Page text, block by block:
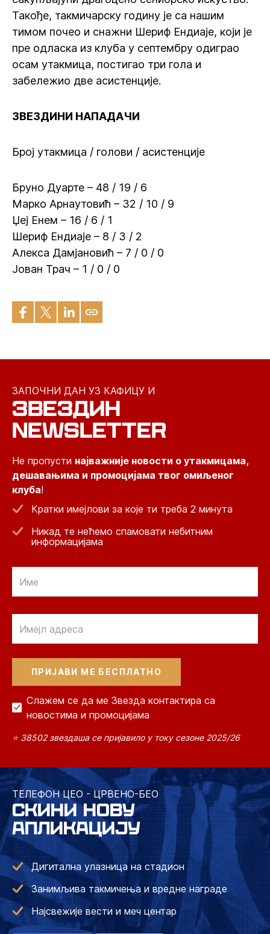
Такође, такмичарску годину је са нашим
тимом почео и снажни Шериф Ендиаје, који је
пре одласка из клуба у септембру одиграо
осам утакмица, постигао три гола и
забележио две асистенције.
ЗВЕЗДИНИ НАПАДАЧИ
Број утакмица / голови / асистенције
Бруно Дуарте – 48 / 19 / 6
Марко Арнаутовић – 32 / 10 / 9
Џеј Енем – 16 / 6 / 1
Шериф Ендиаје – 8 / 3 / 2
Алекса Дамјановић – 7 / 0 / 0
Јован Трач – 1 / 0 / 0
ЗАПОЧНИ ДАН УЗ КАФИЦУ И
ЗВЕЗДИН
NEWSLETTER
Не пропусти најважније новости о утакмицама,
дешавањима и промоцијама твог омиљеног
клуба!
Кратки имејлови за које ти треба 2 минута
Никад те нећемо спамовати небитним
информацијама
Слажем се да ме Звезда контактира са
новостима и промоцијама
⭐ 38502 звездаша се пријавило у току сезоне 2025/26
ТЕЛЕФОН ЦЕО - ЦРВЕНО-БЕО
СКИНИ НОВУ
АПЛИКАЦИЈУ
Дигитална улазница на стадион
Занимљива такмичења и вредне награде
Најсвежије вести и меч центар